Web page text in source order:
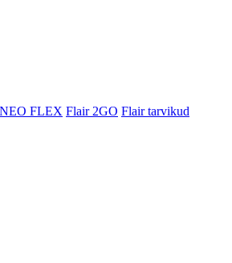
FLEX Flair 2GO Flair tarvikud